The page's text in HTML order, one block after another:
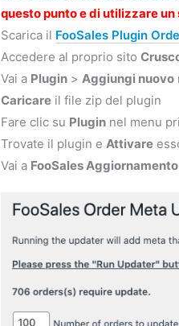
questo punto e di utilizzare
Scarica il FooSales Plugin
Accedere al proprio sito
Vai a Plugin > Aggiungi nuovo
Caricare il file zip del plugin
Fare clic su Plugin nel menu
Trovate il plugin e Attivare
Vai a FooSales